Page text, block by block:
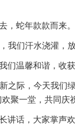
，蛇年款款而来。
我们汗水浇灌，放
们温馨和谐，收获
之际，今天我们
聚一堂，共同庆
讲话，大家掌声欢